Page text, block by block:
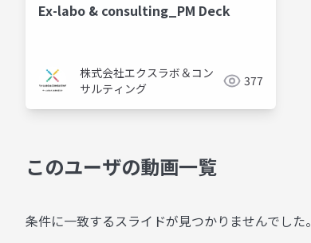
Ex-labo & consulting_PM Deck
株式会社エクスラボ＆コン
サルティング
377
このユーザの動画一覧
条件に一致するスライドが見つかりませんでした。